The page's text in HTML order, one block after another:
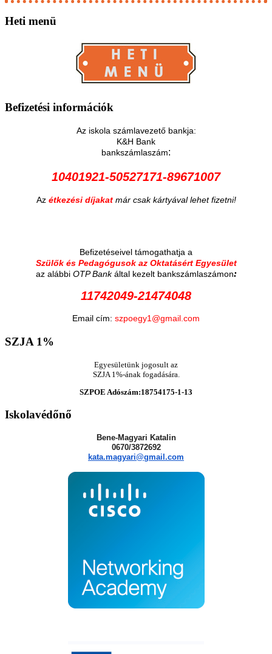
Heti menü
Befizetési információk
Az iskola számlavezető bankja:
K&H Bank
bankszámlaszám:
10401921-50527171-89671007
Az étkezési díjakat már csak kártyával lehet fizetni!
Befizetéseivel támogathatja a
Szülők és Pedagógusok az Oktatásért Egyesület
az alábbi OTP Bankáltal kezelt bankszámlaszámon:
11742049-21474048
Email cím: szpoegy1@gmail.com
SZJA 1%
Egyesületünk jogosult az
SZJA 1%-ának fogadására.
SZPOE Adószám:18754175-1-13
Iskolavédőnő
Bene-Magyari Katalin
0670/3872692
kata.magyari@gmail.com